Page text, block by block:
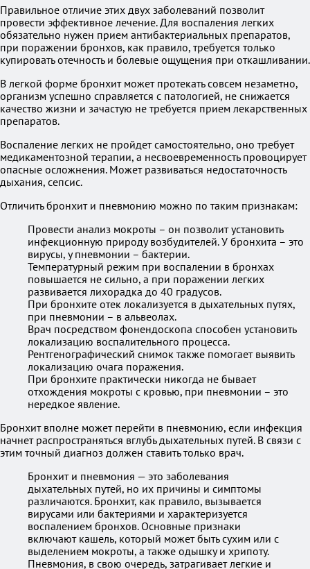
Правильное отличие этих двух заболеваний позволит
провести эффективное лечение. Для воспаления легких
обязательно нужен прием антибактериальных препаратов,
при поражении бронхов, как правило, требуется только
купировать отечность и болевые ощущения при откашливании.
В легкой форме бронхит может протекать совсем незаметно,
организм успешно справляется с патологией, не снижается
качество жизни и зачастую не требуется прием лекарственных
препаратов.
Воспаление легких не пройдет самостоятельно, оно требует
медикаментозной терапии, а несвоевременность провоцирует
опасные осложнения. Может развиваться недостаточность
дыхания, сепсис.
Отличить бронхит и пневмонию можно по таким признакам:
Провести анализ мокроты – он позволит установить
инфекционную природу возбудителей. У бронхита – это
вирусы, у пневмонии – бактерии.
Температурный режим при воспалении в бронхах
повышается не сильно, а при поражении легких
развивается лихорадка до 40 градусов.
При бронхите отек локализуется в дыхательных путях,
при пневмонии – в альвеолах.
Врач посредством фонендоскопа способен установить
локализацию воспалительного процесса.
Рентгенографический снимок также помогает выявить
локализацию очага поражения.
При бронхите практически никогда не бывает
отхождения мокроты с кровью, при пневмонии – это
нередкое явление.
Бронхит вполне может перейти в пневмонию, если инфекция
начнет распространяться вглубь дыхательных путей. В связи с
этим точный диагноз должен ставить только врач.
Бронхит и пневмония — это заболевания
дыхательных путей, но их причины и симптомы
различаются. Бронхит, как правило, вызывается
вирусами или бактериями и характеризуется
воспалением бронхов. Основные признаки
включают кашель, который может быть сухим или с
выделением мокроты, а также одышку и хрипоту.
Пневмония, в свою очередь, затрагивает легкие и